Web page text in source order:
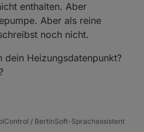
enthalten. Aber
Aber als reine
noch nicht.
dein Heizungsdatenpunkt?
/ BertinSoft-Sprachassistent